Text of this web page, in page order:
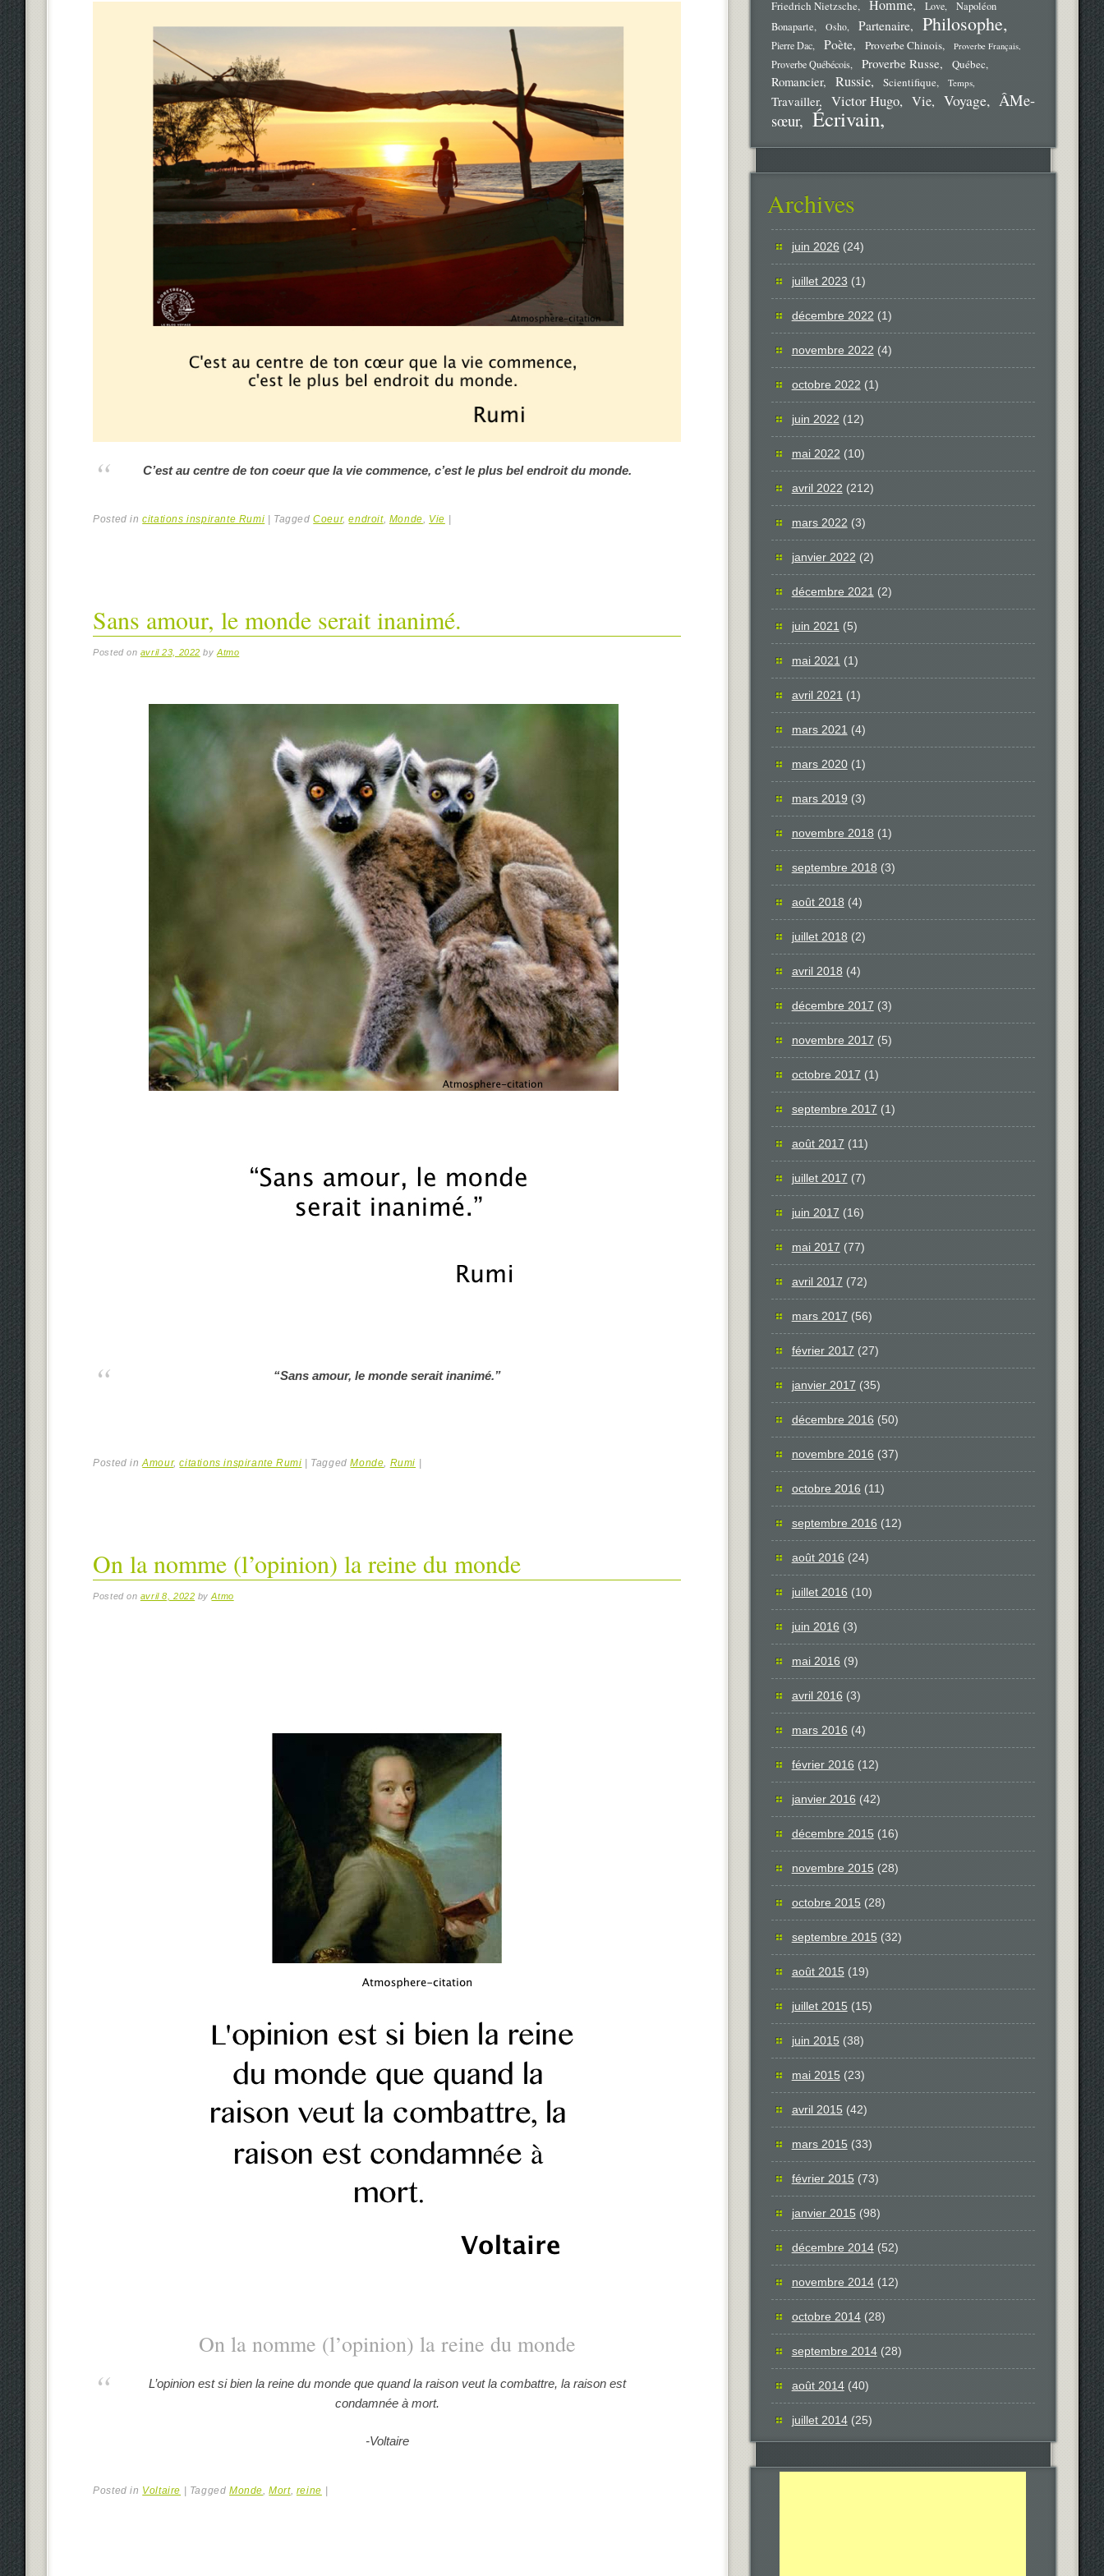
C’est au centre de ton coeur que la vie commence, c’est le plus bel endroit du monde.
Posted incitations inspirante Rumi TaggedCoeur,endroit, Monde, Vie
Sans amour, le monde serait inanimé.
Posted on avril 23, 2022 by Atmo
“Sans amour, le monde serait inanimé.”
Posted inAmour,citations inspirante Rumi TaggedMonde, Rumi
On la nomme (l’opinion) la reine du monde
Posted on avril 8, 2022 byAtmo
On la nomme (l’opinion) la reine du monde
L’opinion est si bien la reine du monde que quand la raison veut la combattre, la raison est
condamnée à mort.
-Voltaire
Posted in Voltaire | TaggedMonde ,Mort, reine |
Friedrich Nietzsche Homme Love
Napoléon
Bonaparte
Osho Partenaire Philosophe
Pierre Dac Poète Proverbe Chinois Proverbe Français
Proverbe Québécois Proverbe Russe Québec
Romancier Russie Scientifique Temps
Travailler Victor Hugo Vie Voyage
ÂMe-
sœur
Écrivain
Archives
juin 2026 (24)
juillet 2023 (1)
décembre 2022 (1)
novembre 2022 (4)
octobre 2022 (1)
juin 2022 (12)
mai 2022 (10)
avril 2022 (212)
mars 2022 (3)
janvier 2022 (2)
décembre 2021 (2)
juin 2021 (5)
mai 2021 (1)
avril 2021 (1)
mars 2021 (4)
mars 2020(1)
mars 2019 (3)
novembre 2018 (1)
septembre 2018 (3)
août 2018 (4)
juillet 2018 (2)
avril 2018 (4)
décembre 2017 (3)
novembre 2017 (5)
octobre 2017 (1)
septembre 2017 (1)
août 2017 (11)
juillet 2017 (7)
juin 2017 (16)
mai 2017 (77)
avril 2017 (72)
mars 2017 (56)
février 2017 (27)
janvier 2017 (35)
décembre 2016 (50)
novembre 2016 (37)
octobre 2016 (11)
septembre 2016 (12)
août 2016 (24)
juillet 2016 (10)
juin 2016 (3)
mai 2016 (9)
avril 2016 (3)
mars 2016 (4)
février 2016 (12)
janvier 2016 (42)
décembre 2015(16)
novembre 2015(28)
octobre 2015(28)
septembre 2015(32)
août 2015(19)
juillet 2015(15)
juin 2015(38)
mai 2015 (23)
avril 2015(42)
mars 2015(33)
février 2015(73)
janvier 2015(98)
décembre 2014(52)
novembre 2014(12)
octobre 2014(28)
septembre 2014(28)
août 2014(40)
juillet 2014(25)